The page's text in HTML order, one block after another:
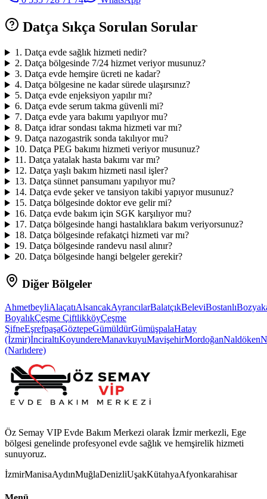
Datça Sıkça Sorulan Sorular
1 . Datça evde sağlık hizmeti nedir?
2. Datça bölgesinde 7/24 hizmet veriyor musunuz?
3. Datça evde hemşire ücreti ne kadar?
4. Datça bölgesine ne kadar sürede ulaşırsınız?
5. Datça evde enjeksiyon yapılır mı?
6. Datça evde serum takma güvenli mi?
7. Datça evde yara bakımı yapılıyor mu?
8. Datça idrar sondası takma hizmeti var mı?
9. Datça nazogastrik sonda takılıyor mu?
10. Datça PEG bakımı hizmeti veriyor musunuz?
11 . Datça yatalak hasta bakımı var mı?
12. Datça yaşlı bakım hizmeti nasıl işler?
13. Datça sünnet pansumanı yapılıyor mu?
14. Datça evde şeker ve tansiyon takibi yapıyor musunuz?
15. Datça bölgesinde doktor eve gelir mi?
16. Datça evde bakım için SGK karşılıyor mu?
17. Datça bölgesinde hangi hastalıklara bakım veriyorsunuz?
18. Datça bölgesinde refakatçi hizmeti var mı?
19. Datça bölgesinde randevu nasıl alınır?
20. Datça bölgesinde hangi belgeler gerekir?
Diğer Bölgeler
AhmetbeyliAlaçatıAlsancakAyrancılarBalatçıkBeleviBostanlı
BoyalıkÇeşme ÇiftlikköyÇeşme
ŞifneEşrefpaşaGöztepeGümüldürGümüşpalaHatay
(İzmir)İnciraltıKoyundereManavkuyuMavişehirMordoğanNaldöken
(Narlıdere)
Öz Semay VIP Evde Bakım Merkezi olarak İzmir merkezli, Ege
bölgesi genelinde profesyonel evde sağlık ve hemşirelik hizmeti
sunuyoruz.
İzmirManisaAydınMuğlaDenizliUşakKütahyaAfyonkarahisar